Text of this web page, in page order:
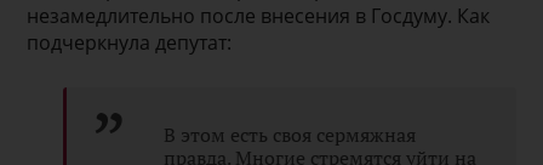
незамедлительно после внесения в Госдуму. Как
подчеркнула депутат:
В этом есть своя сермяжная
правда. Многие стремятся уйти на